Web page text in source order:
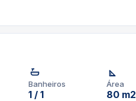
Banheiros
1 / 1
Área
80 m2